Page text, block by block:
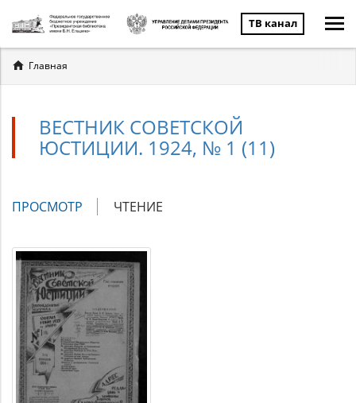
ТВ канал
Вы
здесь
Главная
ВЕСТНИК СОВЕТСКОЙ
ЮСТИЦИИ. 1924, № 1 (11)
Главные
ПРОСМОТР (АКТИВНАЯ
ЧТЕНИЕ